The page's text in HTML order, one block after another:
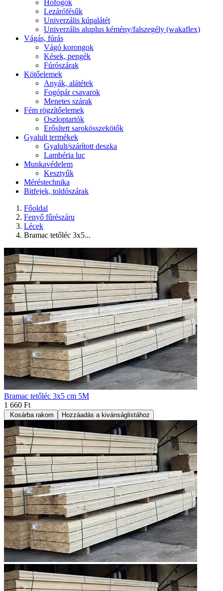
Hófogók
Lezárófésűk
Univerzális kúpalátét
Univerzális aluplus kémény/falszegély (wakaflex)
Vágás, fúrás
Vágó korongok
Kések, pengék
Fúrószárak
Kötőelemek
Anyák, alátétek
Fogópár csavarok
Menetes szárak
Fém rögzítőelemek
Oszloptartók
Erősített sarokösszekötők
Gyalult termékek
Gyalult/szárított deszka
Lambéria luc
Munkavédelem
Kesztyűk
Méréstechnika
Bitfejek, toldószárak
Főoldal
Fenyő fűrészáru
Lécek
Bramac tetőléc 3x5...
Bramac tetőléc 3x5 cm 5M
1 660 Ft
Kosárba rakom Hozzáadás a kivánságlistához